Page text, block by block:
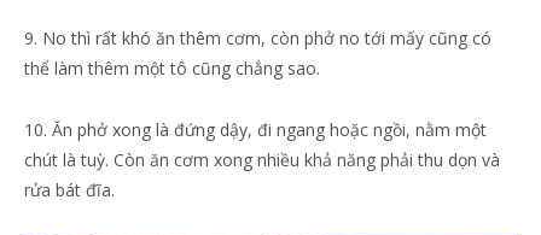
9. No thì rất khó ăn thêm cơm, còn phở no tới mấy cũng có
thể làm thêm một tô cũng chẳng sao.
10. Ăn phở xong là đứng dậy, đi ngang hoặc ngồi, nằm một
chút là tuỳ. Còn ăn cơm xong nhiều khả năng phải thu dọn và
rửa bát đĩa.